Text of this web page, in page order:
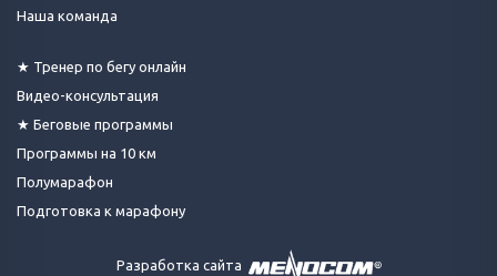
Наша команда
★ Тренер по бегу онлайн
Видео-консультация
★ Беговые программы
Программы на 10 км
Полумарафон
Подготовка к марафону
Разработка сайта